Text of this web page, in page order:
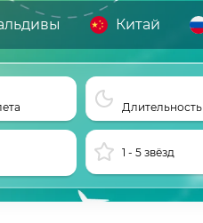
Китай
Длительность
1 - 5 звёзд